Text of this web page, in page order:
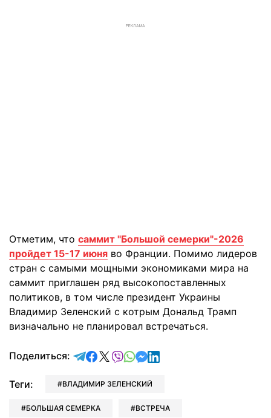
РЕКЛАМА
Отметим, что саммит "Большой семерки"-2026
пройдет 15-17 июня во Франции. Помимо лидеров
стран с самыми мощными экономиками мира на
саммит приглашен ряд высокопоставленных
политиков, в том числе президент Украины
Владимир Зеленский с котрым Дональд Трамп
визначально не планировал встречаться.
Поделиться: отправить в Telegram
поделиться в Facebook
поделиться в X
отправить в Viber
отправить в Whatsapp
отправить в Messenger
отправить в LinkedIn
Теги: ВЛАДИМИР ЗЕЛЕНСКИЙ
БОЛЬШАЯ СЕМЕРКА ВСТРЕЧА